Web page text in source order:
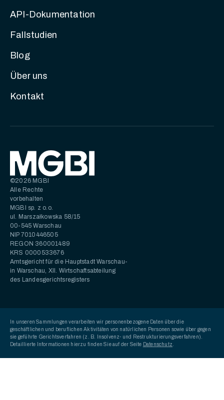
API-Dokumentation
Fallstudien
Blog
Über uns
Kontakt
©2026 MGBI
Alle Rechte
vorbehalten
MGBI sp. z o.o.
ul. Marszałkowska 58/15
00-545 Warschau
NIP 7010446505
REGON 360001489
KRS 0000533676
Amtsgericht für die Hauptstadt Warschau-
in Warschau, XII. Wirtschaftsabteilung
des Landesgerichtsregisters
In unseren Sammlungen verarbeiten wir personenbezogene Daten über die
geschäftlichen und beruflichen Aktivitäten von natürlichen Personen sowie über gegen
sie geführte Gerichtsverfahren (z. B. Insolvenz- und Restrukturierungsverfahren).
Detaillierte Informationen hierzu finden Sie auf der Seite Datenschutz